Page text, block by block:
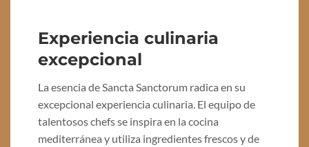
Experiencia culinaria
excepcional
La esencia de Sancta Sanctorum radica en su
excepcional experiencia culinaria. El equipo de
talentosos chefs se inspira en la cocina
mediterránea y utiliza ingredientes frescos y de